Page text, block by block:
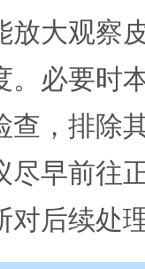
放大观察
。必要时
查，排除
尽早前往
对后续处